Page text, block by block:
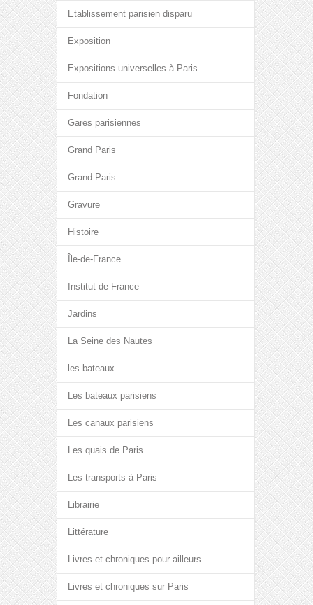
Etablissement parisien disparu
Exposition
Expositions universelles à Paris
Fondation
Gares parisiennes
Grand Paris
Grand Paris
Gravure
Histoire
Île-de-France
Institut de France
Jardins
La Seine des Nautes
les bateaux
Les bateaux parisiens
Les canaux parisiens
Les quais de Paris
Les transports à Paris
Librairie
Littérature
Livres et chroniques pour ailleurs
Livres et chroniques sur Paris